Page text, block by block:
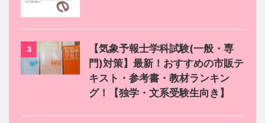
3
【気象予報士学科試験(一般・専
門)対策】最新！おすすめの市販テ
キスト・参考書・教材ランキン
グ！【独学・文系受験生向き】